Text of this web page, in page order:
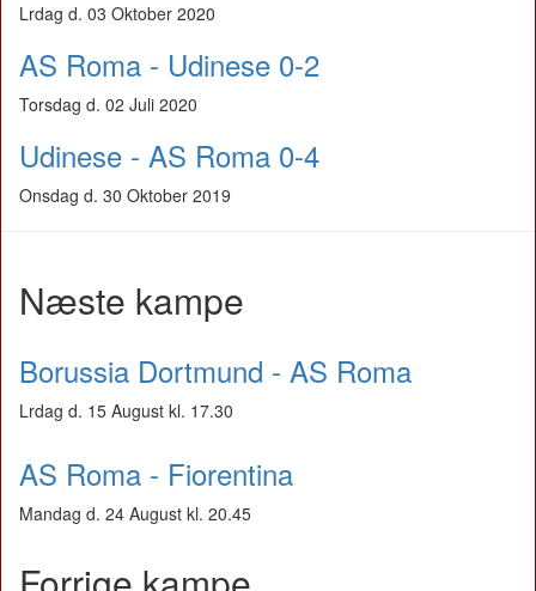
Lrdag d. 03 Oktober 2020
AS Roma - Udinese 0-2
Torsdag d. 02 Juli 2020
Udinese - AS Roma 0-4
Onsdag d. 30 Oktober 2019
Næste kampe
Borussia Dortmund - AS Roma
Lrdag d. 15 August kl. 17.30
AS Roma - Fiorentina
Mandag d. 24 August kl. 20.45